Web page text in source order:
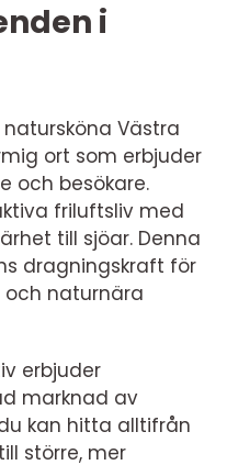
i
Västra
ort som erbjuder
och besökare.
friluftsliv med
till sjöar. Denna
dragningskraft för
och naturnära
erbjuder
marknad av
kan hitta alltifrån
större, mer